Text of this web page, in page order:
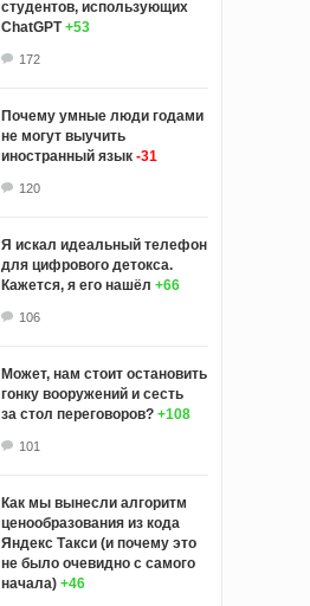
студентов, использующих
ChatGPT +53
172
Почему умные люди годами
не могут выучить
иностранный язык -31
120
Я искал идеальный телефон
для цифрового детокса.
Кажется, я его нашёл +66
106
Может, нам стоит остановить
гонку вооружений и сесть
за стол переговоров? +108
101
Как мы вынесли алгоритм
ценообразования из кода
Яндекс Такси (и почему это
не было очевидно с самого
начала) +46